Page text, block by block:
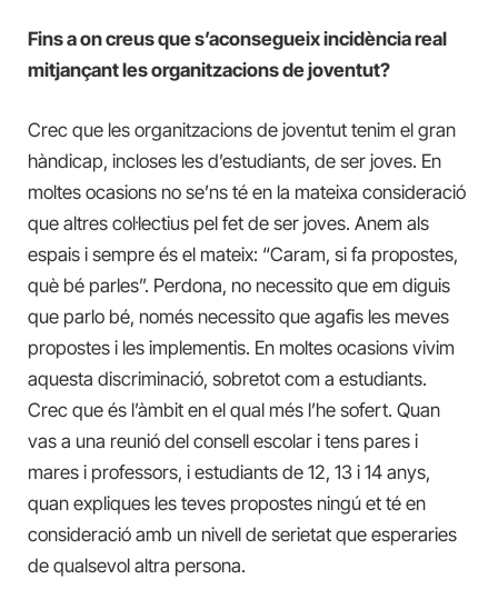
Fins a on creus que s’aconsegueix incidència real
mitjançant les organitzacions de joventut?
Crec que les organitzacions de joventut tenim el gran
hàndicap, incloses les d’estudiants, de ser joves. En
moltes ocasions no se’ns té en la mateixa consideració
que altres col·lectius pel fet de ser joves. Anem als
espais i sempre és el mateix: “Caram, si fa propostes,
què bé parles”. Perdona, no necessito que em diguis
que parlo bé, només necessito que agafis les meves
propostes i les implementis. En moltes ocasions vivim
aquesta discriminació, sobretot com a estudiants.
Crec que és l’àmbit en el qual més l’he sofert. Quan
vas a una reunió del consell escolar i tens pares i
mares i professors, i estudiants de 12, 13 i 14 anys,
quan expliques les teves propostes ningú et té en
consideració amb un nivell de serietat que esperaries
de qualsevol altra persona.